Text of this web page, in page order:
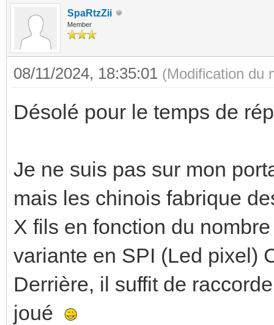
SpaRtzZii
Member
08/11/2024, 18:35:01 (Modification du
Désolé pour le temps de
Je ne suis pas sur mon
mais les chinois fabrique
X fils en fonction du
variante en SPI (Led pixel)
Derrière, il suffit de
joué